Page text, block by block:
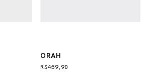
ORAH
R$459,90